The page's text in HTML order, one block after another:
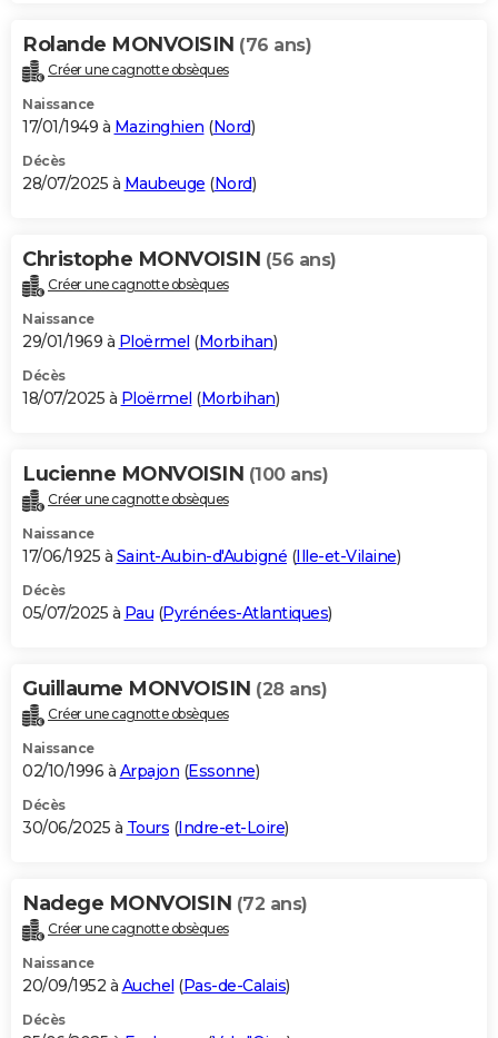
Rolande MONVOISIN (76 ans)
Créer une cagnotte obsèques
Naissance
17/01/1949 à Mazinghien (Nord)
Décès
28/07/2025 à Maubeuge (Nord)
Christophe MONVOISIN (56 ans)
Créer une cagnotte obsèques
Naissance
29/01/1969 à Ploërmel (Morbihan)
Décès
18/07/2025 à Ploërmel (Morbihan)
Lucienne MONVOISIN (100 ans)
Créer une cagnotte obsèques
Naissance
17/06/1925 à Saint-Aubin-d'Aubigné (Ille-et-Vilaine)
Décès
05/07/2025 à Pau (Pyrénées-Atlantiques)
Guillaume MONVOISIN (28 ans)
Créer une cagnotte obsèques
Naissance
02/10/1996 à Arpajon (Essonne)
Décès
30/06/2025 à Tours (Indre-et-Loire)
Nadege MONVOISIN (72 ans)
Créer une cagnotte obsèques
Naissance
20/09/1952 à Auchel (Pas-de-Calais)
Décès